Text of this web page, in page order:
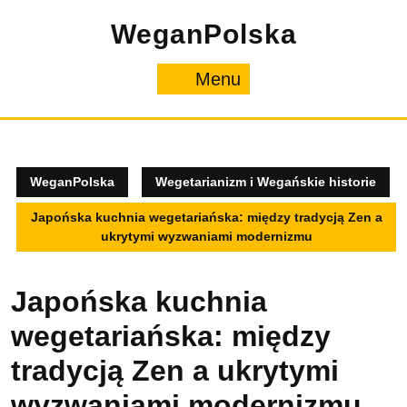
WeganPolska
Menu
WeganPolska Wegetarianizm i Wegańskie historie
Japońska kuchnia wegetariańska: między tradycją Zen a
ukrytymi wyzwaniami modernizmu
Japońska kuchnia
wegetariańska: między
tradycją Zen a ukrytymi